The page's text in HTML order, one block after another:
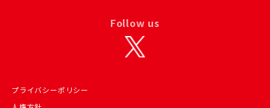
プライバシーポリシー
Follow us